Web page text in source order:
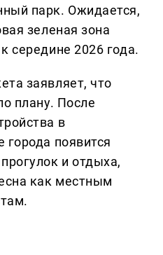
парк. Ожидается,
зеленая зона
середине 2026 года.
заявляет, что
плану. После
в
города появится
и отдыха,
как местным